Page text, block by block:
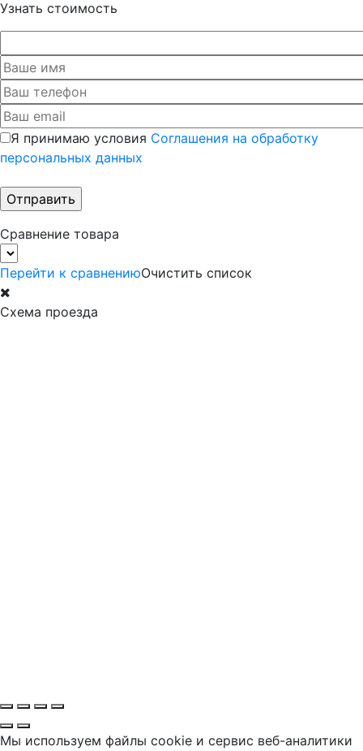
Узнать стоимость
Я принимаю условия Соглашения на обработку
персональных данных
Сравнение товара
Перейти к сравнениюОчистить список
Схема проезда
Мы используем файлы cookie и сервис веб-аналитики